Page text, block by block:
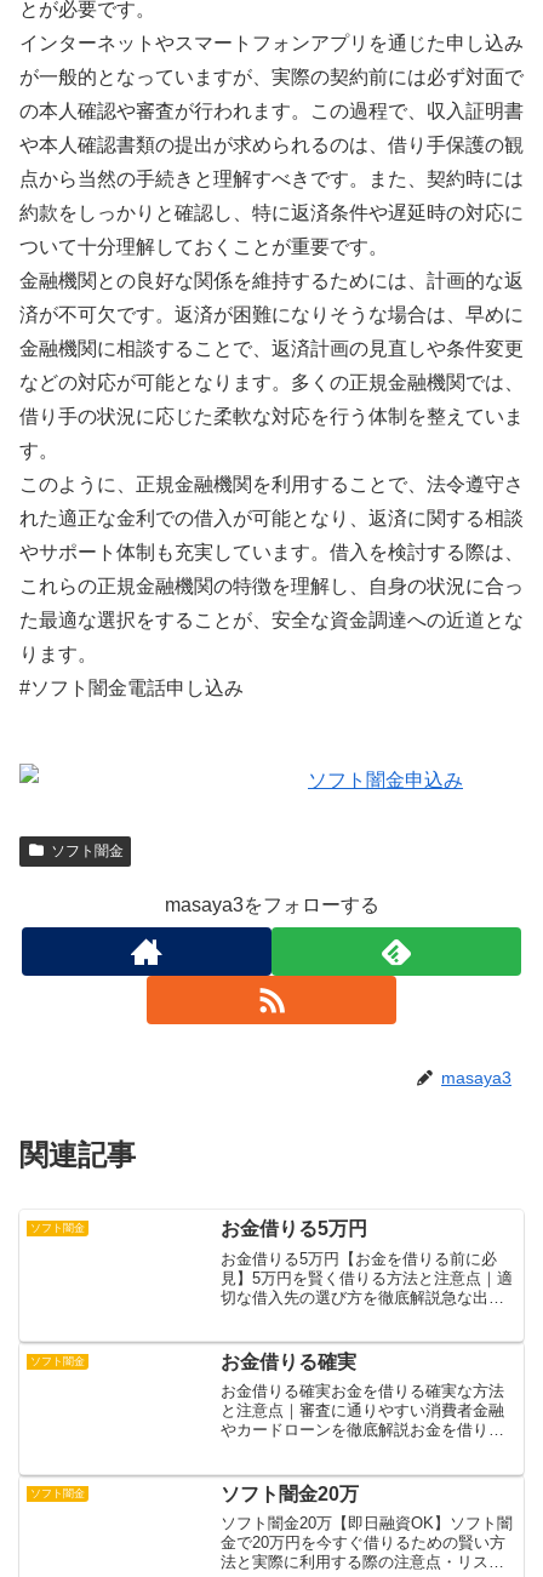
とが必要です。
インターネットやスマートフォンアプリを通じた申し込み
が一般的となっていますが、実際の契約前には必ず対面で
の本人確認や審査が行われます。この過程で、収入証明書
や本人確認書類の提出が求められるのは、借り手保護の観
点から当然の手続きと理解すべきです。また、契約時には
約款をしっかりと確認し、特に返済条件や遅延時の対応に
ついて十分理解しておくことが重要です。
金融機関との良好な関係を維持するためには、計画的な返
済が不可欠です。返済が困難になりそうな場合は、早めに
金融機関に相談することで、返済計画の見直しや条件変更
などの対応が可能となります。多くの正規金融機関では、
借り手の状況に応じた柔軟な対応を行う体制を整えていま
す。
このように、正規金融機関を利用することで、法令遵守さ
れた適正な金利での借入が可能となり、返済に関する相談
やサポート体制も充実しています。借入を検討する際は、
これらの正規金融機関の特徴を理解し、自身の状況に合っ
た最適な選択をすることが、安全な資金調達への近道とな
ります。
#ソフト闇金電話申し込み
ソフト闇金
masaya3をフォローする
masaya3
関連記事
ソフト闇金 お金借りる5万円
お金借りる5万円【お金を借りる前に必
見】5万円を賢く借りる方法と注意点｜適
切な借入先の選び方を徹底解説急な出費
を利用することで、スマートフォンから
24時間いつでも申し...
ソフト闇金 お金借りる確実
お金借りる確実お金を借りる確実な方法
と注意点｜審査に通りやすい消費者金融
やカードローンを徹底解説お金を借りる
査に通りやすい人の特徴や必要な準備、
具体的な申し込み手順まで...
ソフト闇金 ソフト闇金20万
ソフト闇金20万【即日融資OK】ソフト闇
金で20万円を今すぐ借りるための賢い方
法と実際に利用する際の注意点・リスク